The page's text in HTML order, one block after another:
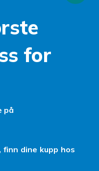
for
på
finn dine kupp hos